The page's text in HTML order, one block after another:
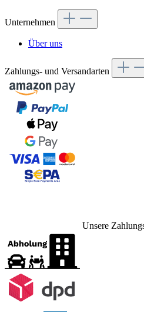
Unternehmen
Über uns
Zahlungs- und Versandarten
Unsere